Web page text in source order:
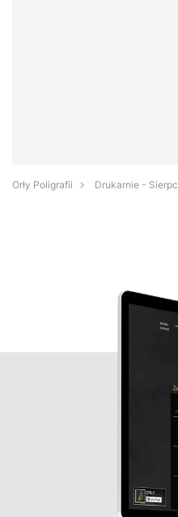
Orły Poligrafii Drukarnie - Sierpc